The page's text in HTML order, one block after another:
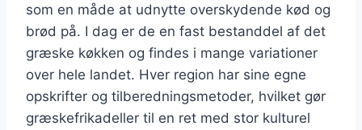
som en måde at udnytte overskydende kød og
brød på. I dag er de en fast bestanddel af det
græske køkken og findes i mange variationer
over hele landet. Hver region har sine egne
opskrifter og tilberedningsmetoder, hvilket gør
græskefrikadeller til en ret med stor kulturel